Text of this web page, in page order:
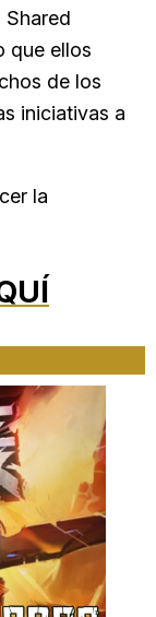
Shared
que ellos
de los
iniciativas a
la